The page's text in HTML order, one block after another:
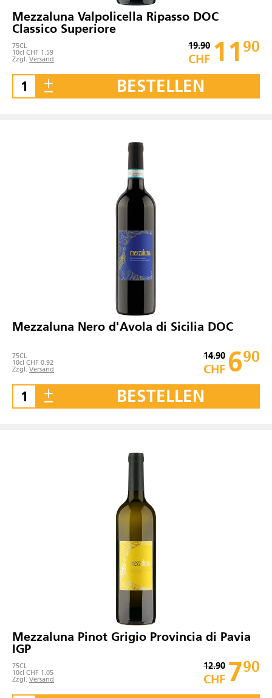
Mezzaluna Valpolicella Ripasso DOC
Classico Superiore
75CL
10cl CHF 1.59
Zzgl. Versand
19.90
CHF 11 90
BESTELLEN
Mezzaluna Nero d'Avola di Sicilia DOC
75CL
10cl CHF 0.92
Zzgl. Versand
14.90
CHF 690
BESTELLEN
Mezzaluna Pinot Grigio Provincia di Pavia
IGP
75CL
10cl CHF 1.05
Zzgl. Versand
12.90
CHF 790